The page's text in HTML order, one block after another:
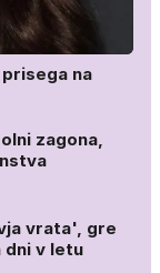
na
zagona,
vrata', gre
dni v letu